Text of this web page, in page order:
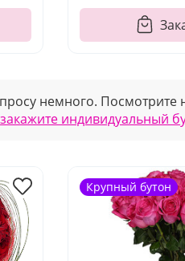
немного. Посмотрите
закажите индивидуальный
Крупный бутон